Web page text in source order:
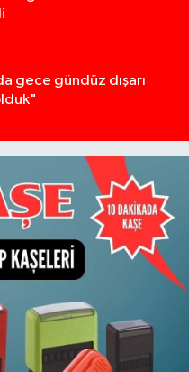
gece gündüz dışarı